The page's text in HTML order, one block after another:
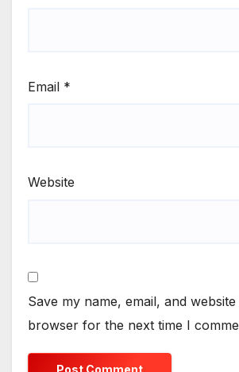
Email *
Website
Save my name, email, and website
browser for the next time I